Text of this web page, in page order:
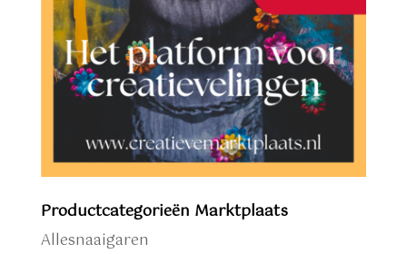
Productcategorieën Marktplaats
Allesnaaigaren